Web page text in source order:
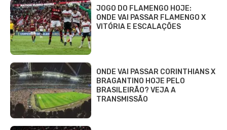
JOGO DO FLAMENGO HOJE:
ONDE VAI PASSAR FLAMENGO X
VITÓRIA E ESCALAÇÕES
ONDE VAI PASSAR CORINTHIANS X
BRAGANTINO HOJE PELO
BRASILEIRÃO? VEJA A
TRANSMISSÃO